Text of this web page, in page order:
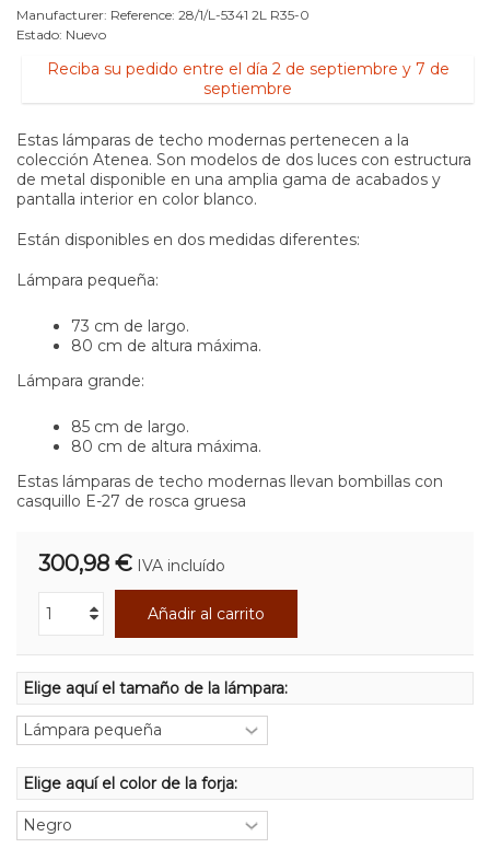
Manufacturer: Reference: 28/1/L-5341 2L R35-0
Estado: Nuevo
Reciba su pedido entre el día 2 de septiembre y 7 de
septiembre
Estas lámparas de techo modernas pertenecen a la
colección Atenea. Son modelos de dos luces con estructura
de metal disponible en una amplia gama de acabados y
pantalla interior en color blanco.
Están disponibles en dos medidas diferentes:
Lámpara pequeña:
73 cm de largo.
80 cm de altura máxima.
Lámpara grande:
85 cm de largo.
80 cm de altura máxima.
Estas lámparas de techo modernas llevan bombillas con
casquillo E-27 de rosca gruesa
300,98 € IVA incluído
Añadir al carrito
Elige aquí el tamaño de la lámpara:
Elige aquí el color de la forja: